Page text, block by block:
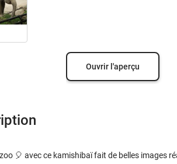
Ouvrir l'aperçu
🎈 avec ce kamishibaï fait de belles images